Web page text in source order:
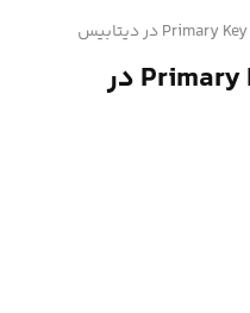
چگونگی ایجاد Primary Key در